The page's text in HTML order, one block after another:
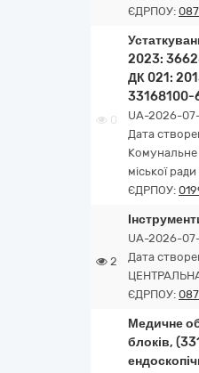
ЄДРПОУ:
0
2023:
ДК 021:
33168100-
UA-2026-
Дата
Комунальне
міської ради
ЄДРПОУ:
2
UA-2026-
Дата
ЄДРПОУ:
Медичне
блоків,